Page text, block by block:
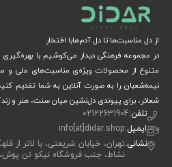
از دل مناسبت‌ها تا دل آدم‌هابا افتخار
در مجموعه فرهنگی دیدار می‌کوشیم با
متنوع از محصولات ویژه‌ی مناسبت‌های ملی و
نیمه‌شعبان را به صورت آنلاین به شما تقدیم
شعائر، برای پیوندی دل‌نشین میان سنت، هنر و
تلفن:02122631904
ایمیل:info[at]didar.shop
نشانی:تهران، خیابان شریعتی، با لاتر از
نشاط، جنب فروشگاه نیکو تن پوش، پلاک